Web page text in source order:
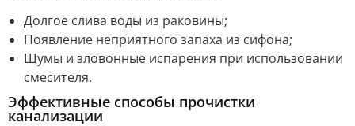
Долгое слива воды из раковины;
Появление неприятного запаха из сифона;
Шумы и зловонные испарения при использовании
смесителя.
Эффективные способы прочистки
канализации